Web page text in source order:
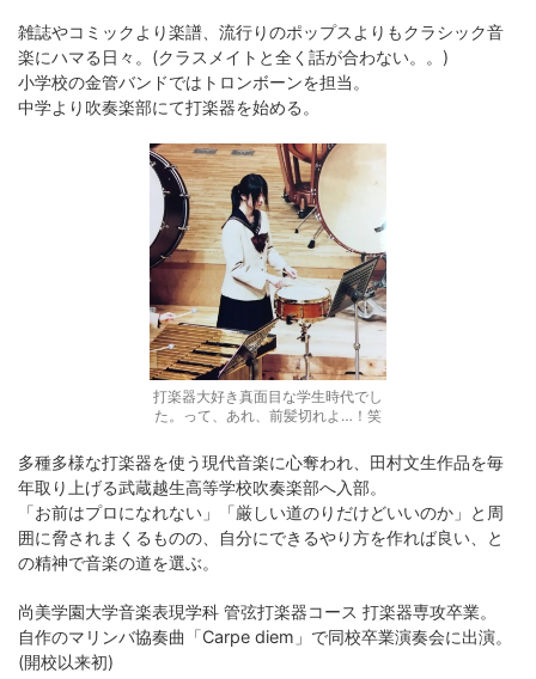
雑誌やコミックより楽譜、流行りのポップスよりもクラシック音
楽にハマる日々。(クラスメイトと全く話が合わない。。)
小学校の金管バンドではトロンボーンを担当。
中学より吹奏楽部にて打楽器を始める。
打楽器大好き真面目な学生時代でし
た。って、あれ、前髪切れよ…！笑
多種多様な打楽器を使う現代音楽に心奪われ、田村文生作品を毎
年取り上げる武蔵越生高等学校吹奏楽部へ入部。
「お前はプロになれない」「厳しい道のりだけどいいのか」と周
囲に脅されまくるものの、自分にできるやり方を作れば良い、と
の精神で音楽の道を選ぶ。
尚美学園大学音楽表現学科 管弦打楽器コース 打楽器専攻卒業。
自作のマリンバ協奏曲「Carpe diem」で同校卒業演奏会に出演。
(開校以来初)